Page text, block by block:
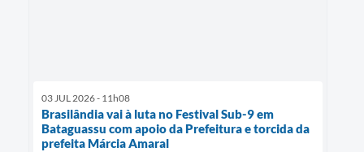
03 JUL 2026 - 11h08
Brasilândia vai à luta no Festival Sub-9 em
Bataguassu com apoio da Prefeitura e torcida da
prefeita Márcia Amaral